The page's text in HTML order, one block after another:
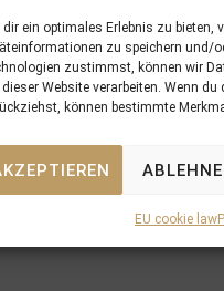
dir ein optimales Erlebnis zu bieten,
zu speichern und/
zustimmst, können wir
Website verarbeiten. Wenn
können bestimmte
EU cookie law